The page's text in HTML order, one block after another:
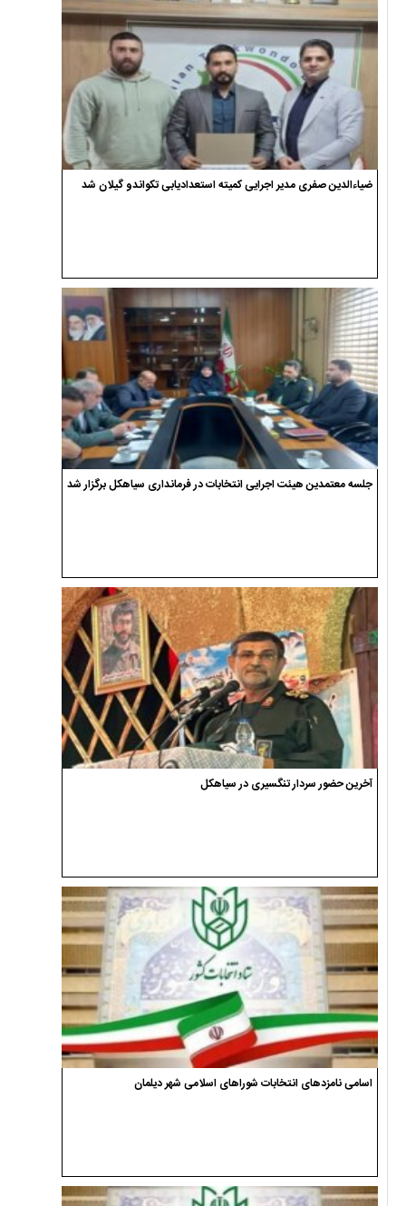
ضیاءالدین صفری مدیر اجرایی کمیته استعدادیابی تکواندو گیلان شد
جلسه معتمدین هیئت اجرایی انتخابات در فرمانداری سیاهکل برگزار شد
آخرین حضور سردار تنگسیری در سیاهکل
اسامی نامزدهای انتخابات شوراهای اسلامی شهر دیلمان